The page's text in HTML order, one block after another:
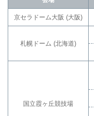
京セラドーム大阪 (大阪)
札幌ドーム (北海道)
国立霞ヶ丘競技場